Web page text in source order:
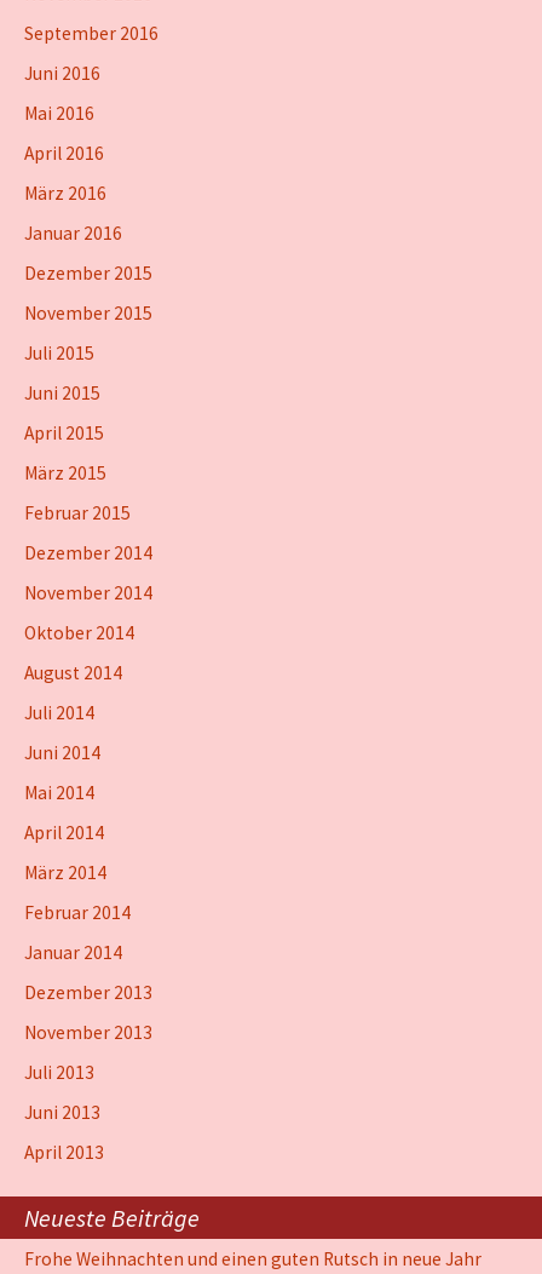
September 2016
Juni 2016
Mai 2016
April 2016
März 2016
Januar 2016
Dezember 2015
November 2015
Juli 2015
Juni 2015
April 2015
März 2015
Februar 2015
Dezember 2014
November 2014
Oktober 2014
August 2014
Juli 2014
Juni 2014
Mai 2014
April 2014
März 2014
Februar 2014
Januar 2014
Dezember 2013
November 2013
Juli 2013
Juni 2013
April 2013
Neueste Beiträge
Frohe Weihnachten und einen guten Rutsch in neue Jahr